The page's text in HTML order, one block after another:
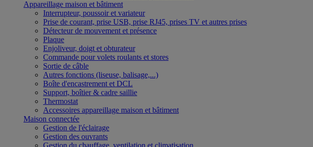
Appareillage maison et bâtiment
Interrupteur, poussoir et variateur
Prise de courant, prise USB, prise RJ45, prises TV et autres prises
Détecteur de mouvement et présence
Plaque
Enjoliveur, doigt et obturateur
Commande pour volets roulants et stores
Sortie de câble
Autres fonctions (liseuse, balisage,...)
Boîte d'encastrement et DCL
Support, boîtier & cadre saillie
Thermostat
Accessoires appareillage maison et bâtiment
Maison connectée
Gestion de l'éclairage
Gestion des ouvrants
Gestion du chauffage, ventilation et climatisation